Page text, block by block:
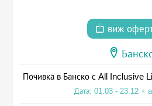
виж
Почивка в Банско с All Inclusive
Дата: 01.03 - 23.12 +